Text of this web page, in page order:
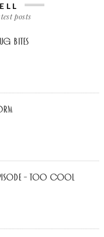
posts
Bites
– Too Cool